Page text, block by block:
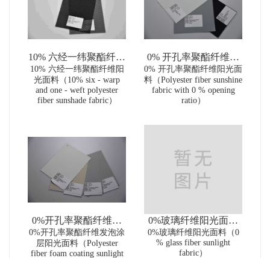
10% 六经一纬聚酯纤维
阳光面料（10% six -
warp and one - weft
polyester fiber sunshade
fabric）
10% 六经一纬聚酯纤维阳
光面料（10% six - warp
and one - weft polyester
fiber sunshade fabric）
0% 开孔率聚酯纤维阳
光面料（Polyester fiber
sunshine fabric with 0 %
opening ratio）
0% 开孔率聚酯纤维阳光面
料（Polyester fiber sunshine
fabric with 0 % opening
ratio）
0%开孔率聚酯纤维发
泡涂层阳光面料
（Polyester fiber foam
0%开孔率聚酯纤维发泡涂
层阳光面料（Polyester
fiber foam coating sunlight
0%玻璃纤维阳光面料
（0 % glass fiber sunlight
fabric）
0%玻璃纤维阳光面料（0
% glass fiber sunlight
fabric）